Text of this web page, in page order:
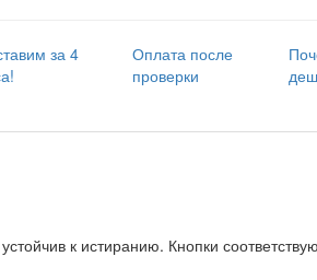
за 4
Оплата после
проверки
к истиранию. Кнопки